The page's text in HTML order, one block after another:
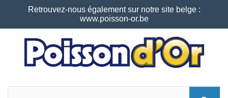
Retrouvez-nous également sur notre site belge :
www.poisson-or.be